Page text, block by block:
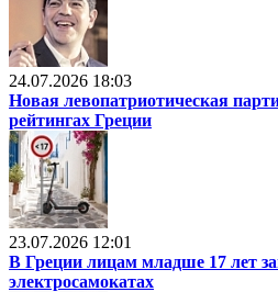
24.07.2026 18:03
Новая левопатриотическая
рейтингах Греции
23.07.2026 12:01
В Греции лицам младше 17 лет
электросамокатах